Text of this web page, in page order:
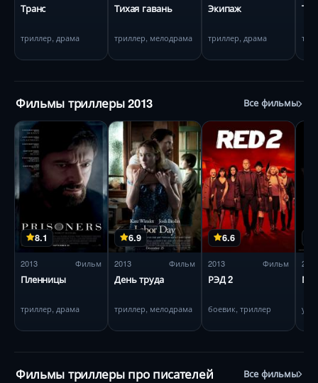
Транс
триллер, драма
Тихая гавань
триллер, мелодрама
Экипаж
триллер, драма
Фильмы триллеры 2013 Все фильмы
8.1
2013 Фильм
Пленницы
триллер, драма
6.9
2013 Фильм
День труда
триллер, мелодрама
6.6
2013 Фильм
РЭД 2
боевик, триллер
2013
Фильмы триллеры про писателей Все фильмы